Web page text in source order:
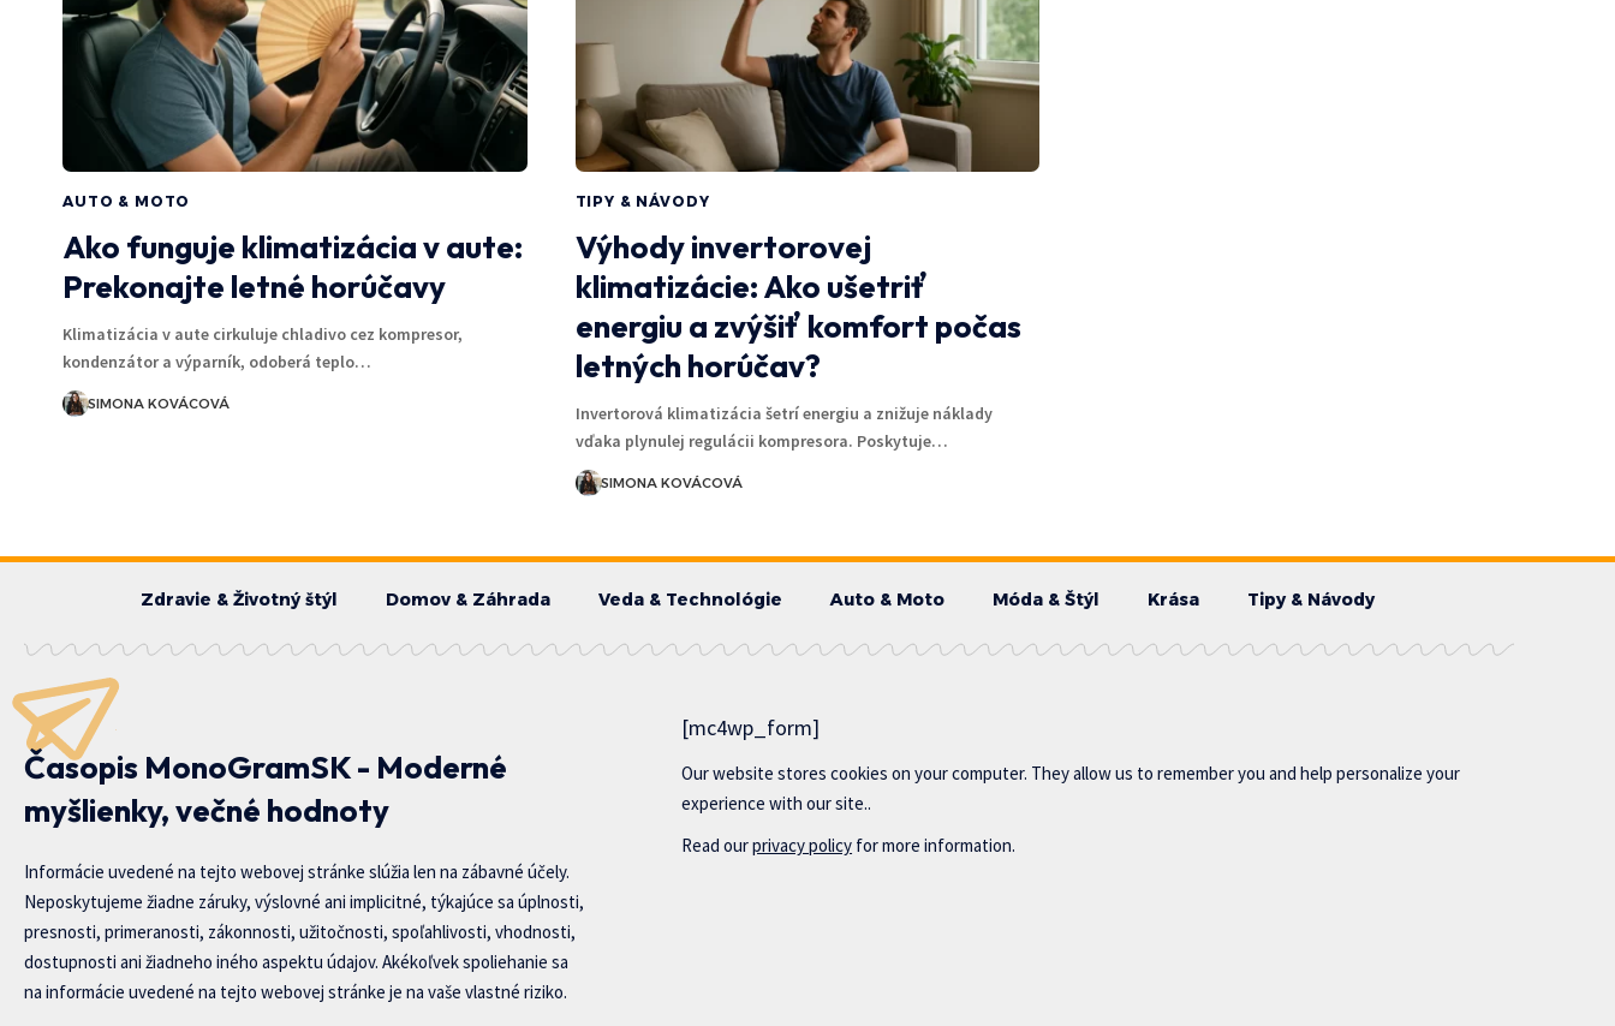
AUTO & MOTO
Ako funguje klimatizácia v aute:
Prekonajte letné horúčavy
Klimatizácia v aute cirkuluje chladivo cez kompresor,
kondenzátor a výparník, odoberá teplo…
SIMONA KOVÁCOVÁ
TIPY & NÁVODY
Výhody invertorovej
klimatizácie: Ako ušetriť
energiu a zvýšiť komfort počas
letných horúčav?
Invertorová klimatizácia šetrí energiu a znižuje náklady
vďaka plynulej regulácii kompresora. Poskytuje…
SIMONA KOVÁCOVÁ
Zdravie & Životný štýl Domov & Záhrada Veda & Technológie Auto & Moto Móda & Štýl Krása Tipy & Návody
Časopis MonoGramSK - Moderné
myšlienky, večné hodnoty
Informácie uvedené na tejto webovej stránke slúžia len na zábavné účely.
Neposkytujeme žiadne záruky, výslovné ani implicitné, týkajúce sa úplnosti,
presnosti, primeranosti, zákonnosti, užitočnosti, spoľahlivosti, vhodnosti,
dostupnosti ani žiadneho iného aspektu údajov. Akékoľvek spoliehanie sa
na informácie uvedené na tejto webovej stránke je na vaše vlastné riziko.
[mc4wp_form]
Our website stores cookies on your computer. They allow us to remember you and help personalize your
experience with our site..
Read ourprivacy policy for more information.